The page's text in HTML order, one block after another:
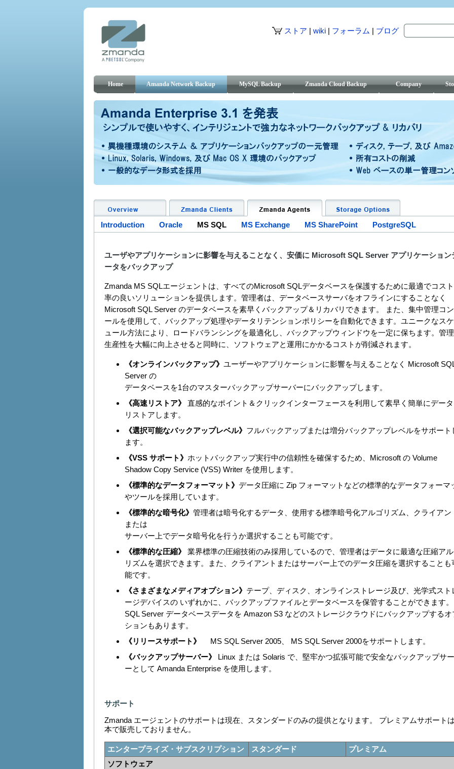
ストア | wiki| フォーラム | ブログ
Home Amanda Network Backup MySQL Backup Zmanda Cloud Backup Company
Introduction Oracle MS SQL MS Exchange MS SharePoint PostgreSQL
ユーザやアプリケーションに影響を与えることなく、安価に Microsoft SQL Server アプリケーション
ータをバックアップ
Zmanda MS SQLエージェントは、すべてのMicrosoft SQLデータベースを保護するために最適でコス
率の良いソリューションを提供します。管理者は、データベースサーバをオフラインにすることなく
Microsoft SQL Server のデータベースを素早くバックアップ＆リカバリできます。 また、集中管理コ
ールを使用して、バックアップ処理やデータリテンションポリシーを自動化できます。ユニークなス
ュール方法により、ロードバランシングを最適化し、バックアップウィンドウを一定に保ちます。管
生産性を大幅に向上させると同時に、ソフトウェアと運用にかかるコストが削減されます。
《オンラインバックアップ》 ユーザーやアプリケーションに影響を与えることなく Microsoft
Server の
データベースを1台のマスターバックアップサーバーにバックアップします。
《高速リストア》
直感的なポイント＆クリックインターフェースを利用して素早く簡単にデー
リストアします。
《選択可能なバックアップレベル》 フルバックアップまたは増分バックアップレベルをサポート
ます。
《VSS サポート》 ホットバックアップ実行中の信頼性を確保するため、Microsoft の Volume
Shadow Copy Service (VSS) Writer を使用します。
《標準的なデータフォーマット》 データ圧縮に Zip フォーマットなどの標準的なデータフォーマ
やツールを採用しています。
《標準的な暗号化》 管理者は暗号化するデータ、使用する標準暗号化アルゴリズム、クライアン
または
サーバー上でデータ暗号化を行うか選択することも可能です。
《標準的な圧縮》
業界標準の圧縮技術のみ採用しているので、管理者はデータに最適な圧縮ア
リズムを選択できます。また、クライアントまたはサーバー上でのデータ圧縮を選択することも
能です。
《さまざまなメディアオプション》 テープ、ディスク、オンラインストレージ及び、光学式スト
ージデバイスの いずれかに、バックアップファイルとデータベースを保管することができます。
SQL Server データベースデータを Amazon S3 などのストレージクラウドにバックアップするオ
ションもあります。
《リリースサポート》
MS SQL Server 2005、 MS SQL Server 2000をサポートします。
《バックアップサーバー》
Linux または Solaris で、堅牢かつ拡張可能で安全なバックアップサ
ーとして Amanda Enterprise を使用します。
サポート
Zmanda エージェントのサポートは現在、スタンダードのみの提供となります。 プレミアムサポート
本で販売しておりません。
エンタープライズ・サブスクリプション スタンダード
プレミアム
ソフトウェア